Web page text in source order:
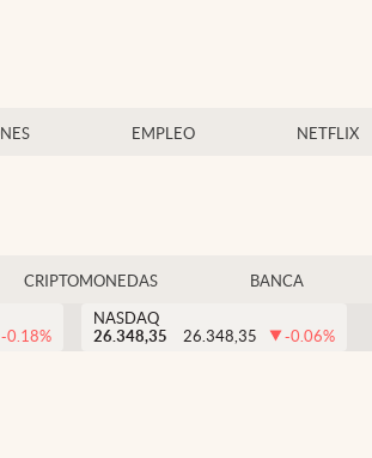
EMPLEO NETFLIX
CRIPTOMONEDAS BANCA
-0.18%
NASDAQ
26.348,35
26.348,35 -0.06%